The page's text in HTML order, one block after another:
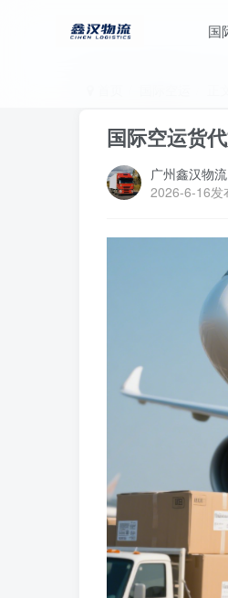
国
国际空运货
广州鑫汉物流
2026-6-16发